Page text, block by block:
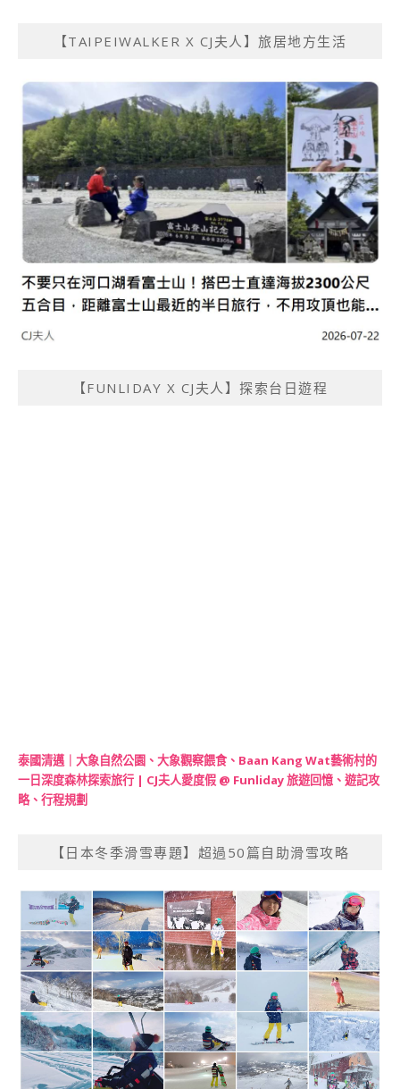
【TAIPEIWALKER X CJ夫人】旅居地方生活
【FUNLIDAY X CJ夫人】探索台日遊程
泰國清邁｜大象自然公園、大象觀察餵食、Baan Kang Wat藝術村的
一日深度森林探索旅行 | CJ夫人愛度假 @ Funliday 旅遊回憶、遊記攻
略、行程規劃
【日本冬季滑雪專題】超過50篇自助滑雪攻略